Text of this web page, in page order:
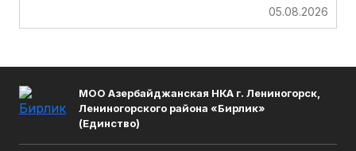
05.08.2026
МОО Азербайджанская НКА г. Лениногорск,
Лениногорского района «Бирлик»
(Единство)